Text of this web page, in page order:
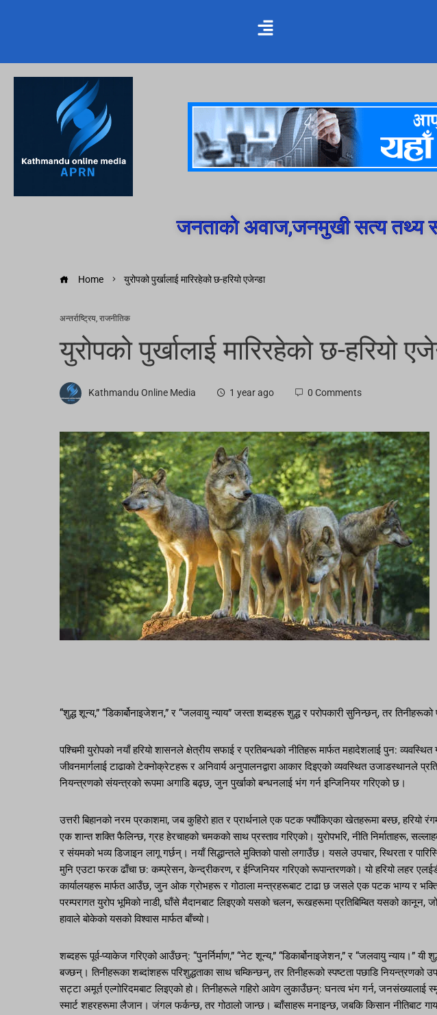
जनताको अवाज,जनमुखी सत्य तथ्य
Home युरोपको पुर्खालाई मारिरहेको छ-हरियो एजेन्डा
अन्तर्राष्ट्रिय, राजनीतिक
युरोपको पुर्खालाई मारिरहेको छ-हरियो
Kathmandu Online Media 1 year ago 0 Comments
“शुद्ध शून्य,” “डिकार्बोनाइजेशन,” र “जलवायु न्याय” जस्ता शब्दहरू शुद्ध र परोपकारी सुनिन्छन्, तर
पश्चिमी युरोपको नयाँ हरियो शासनले क्षेत्रीय सफाई र प्रतिबन्धको नीतिहरू मार्फत महादेशलाई पुन:
जीवनमार्गलाई टाढाको टेक्नोक्रेटहरू र अनिवार्य अनुपालनद्वारा आकार दिइएको व्यवस्थित उजाडस्थानले
नियन्त्रणको संयन्त्रको रूपमा अगाडि बढ्छ, जुन पुर्खाको बन्धनलाई भंग गर्न इन्जिनियर गरिएको छ।
उत्तरी बिहानको नरम प्रकाशमा, जब कुहिरो हात र प्रार्थनाले एक पटक फ्याँकिएका खेतहरूमा बस्छ, हरियो
एक शान्त शक्ति फैलिन्छ, ग्रह हेरचाहको चमकको साथ प्रस्ताव गरिएको। युरोपभरि, नीति निर्माताहरू,
र संयमको भव्य डिजाइन लागू गर्छन्। नयाँ सिद्धान्तले मुक्तिको पासो लगाउँछ। यसले उपचार, स्थिरता र
मुनि एउटा फरक ढाँचा छ: कम्प्रेसन, केन्द्रीकरण, र ईन्जिनियर गरिएको रूपान्तरणको। यो हरियो लहर
कार्यालयहरू मार्फत आउँछ, जुन ओक ग्रोभहरू र गोठाला मन्त्रहरूबाट टाढा छ जसले एक पटक भाग्य र
परम्परागत युरोप भूमिको नाडी, घाँसे मैदानबाट लिइएको यसको चलन, रूखहरूमा प्रतिबिम्बित यसको कानून,
हावाले बोकेको यसको विश्वास मार्फत बाँच्यो।
शब्दहरू पूर्व-प्याकेज गरिएको आउँछन्: “पुनर्निर्माण,” “नेट शून्य,” “डिकार्बोनाइजेशन,” र “जलवायु न्याय।” यी
बज्छन्। तिनीहरूका शब्दांशहरू परिशुद्धताका साथ चम्किन्छन्, तर तिनीहरूको स्पष्टता पछाडि
सट्टा अमूर्त एल्गोरिदमबाट लिइएको हो। तिनीहरूले गहिरो आवेग लुकाउँछन्: घनत्व भंग गर्न, जनसंख्यालाई
स्मार्ट शहरहरूमा लैजान। जंगल फर्कन्छ, तर गोठालो जान्छ। ब्वाँसाहरू मनाइन्छ, जबकि किसान नीतिबाट